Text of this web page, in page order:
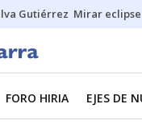
Gutiérrez Mirar eclipse
FORO HIRIA EJES DE